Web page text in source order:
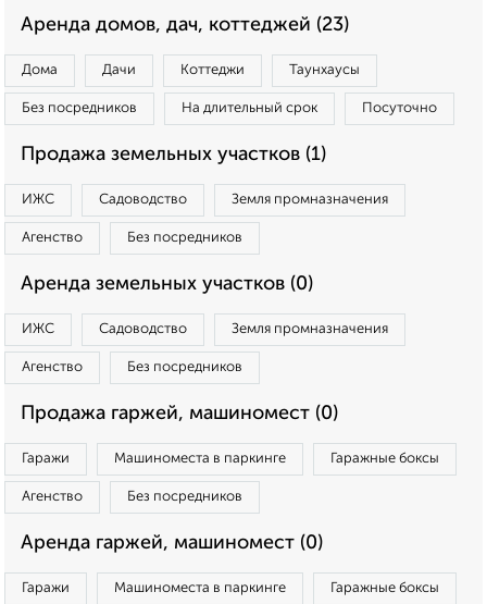
Аренда домов, дач, коттеджей (23)
Дома Дачи Коттеджи Таунхаусы
Без посредников На длительный срок Посуточно
Продажа земельных участков (1)
ИЖС Садоводство Земля промназначения
Агенство Без посредников
Аренда земельных участков (0)
ИЖС Садоводство Земля промназначения
Агенство Без посредников
Продажа гаржей, машиномест (0)
Гаражи Машиноместа в паркинге Гаражные боксы
Агенство Без посредников
Аренда гаржей, машиномест (0)
Гаражи Машиноместа в паркинге Гаражные боксы